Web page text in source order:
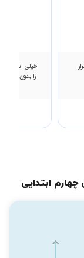
خیلی استاد
را بدون ترس
ابتدایی